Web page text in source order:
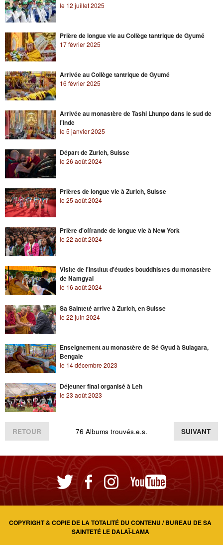
le 12 juillet 2025
Prière de longue vie au Collège tantrique de Gyumé
17 février 2025
Arrivée au Collège tantrique de Gyumé
16 février 2025
Arrivée au monastère de Tashi Lhunpo dans le sud de
l'Inde
le 5 janvier 2025
Départ de Zurich, Suisse
le 26 août 2024
Prières de longue vie à Zurich, Suisse
le 25 août 2024
Prière d'offrande de longue vie à New York
le 22 août 2024
Visite de l'Institut d'études bouddhistes du monastère
de Namgyal
le 16 août 2024
Sa Sainteté arrive à Zurich, en Suisse
le 22 juin 2024
Enseignement au monastère de Sé Gyud à Sulagara,
Bengale
le 14 décembre 2023
Déjeuner final organisé à Leh
le 23 août 2023
RETOUR 76 Albums trouvés.e.s. SUIVANT
COPYRIGHT & COPIE DE LA TOTALITÉ DU CONTENU / BUREAU DE SA
SAINTETÉ LE DALAÏ-LAMA